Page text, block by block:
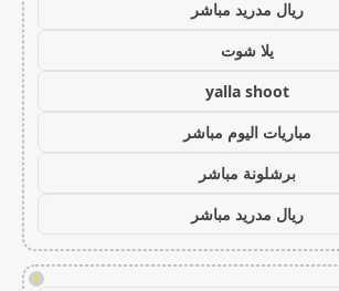
ريال مدريد مباشر
يلا شوت
yalla shoot
مباريات اليوم مباشر
برشلونة مباشر
ريال مدريد مباشر
!